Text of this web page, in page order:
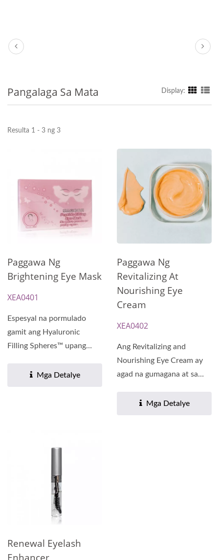
Pangalaga Sa Mata Display:
Resulta 1 - 3 ng 3
Paggawa Ng
Brightening Eye Mask
XEA0401
Espesyal na pormulado
gamit ang Hyaluronic
Filling Spheres™ upang
mga pinong...Mga Detalye
Paggawa Ng
Revitalizing At
Nourishing Eye
Cream
XEA0402
Ang Revitalizing and
Nourishing Eye Cream ay
agad na gumagana at sa
upang...
Mga Detalye
Renewal Eyelash